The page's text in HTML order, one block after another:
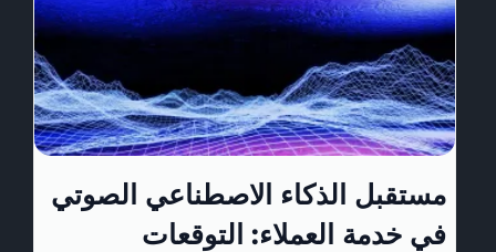
مستقبل الذكاء الاصطناعي الصوتي
في خدمة العملاء: التوقعات